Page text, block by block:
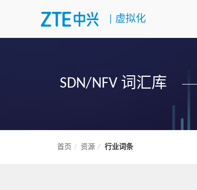
虚拟化
SDN/NFV 词汇库
首页 资源 行业词条